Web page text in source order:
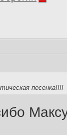
песенка!!!!